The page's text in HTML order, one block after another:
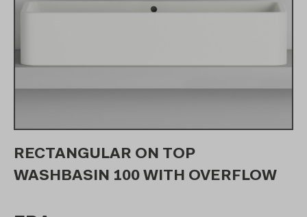
RECTANGULAR ON TOP
WASHBASIN 100 WITH OVERFLOW